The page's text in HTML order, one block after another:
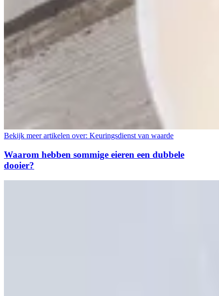
Bekijk meer artikelen over: Keuringsdienst van waarde
Waarom hebben sommige eieren een dubbele
dooier?